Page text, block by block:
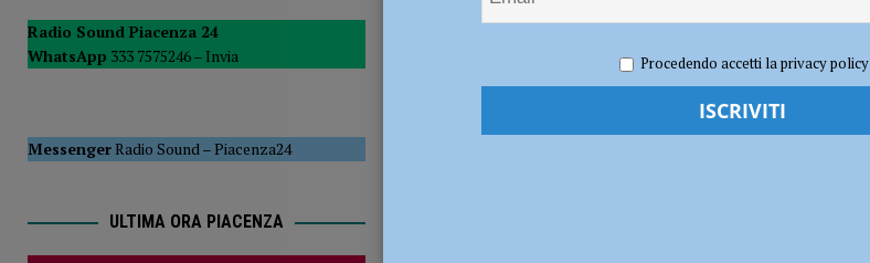
POLITICA
[ 5 Agosto 2026 ] Caldo estremo e asili nido, Tagliaferri (FdI): “Verificare subito la situazione nella provincia di Piacenza”
Radio Sound Piacenza 24
WhatsApp 333 7575246 – Invia
MessengerRadio Sound–Piacenza24
ULTIMA ORA PIACENZA
Procedendo accetti la privacy policy